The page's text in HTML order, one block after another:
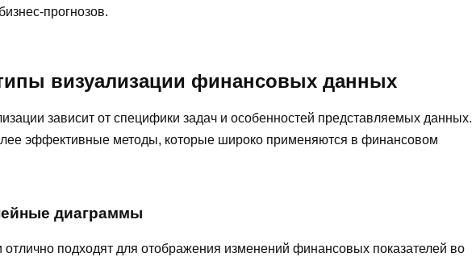
прогнозов.
визуализации финансовых данных
зависит от специфики задач и особенностей представляемых данных.
эффективные методы, которые широко применяются в финансовом
диаграммы
подходят для отображения изменений финансовых показателей во